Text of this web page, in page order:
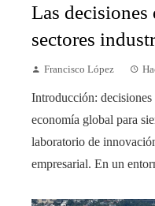
Las decisiones
sectores
Francisco López
Introducción:
economía global para
laboratorio de
empresarial. En un